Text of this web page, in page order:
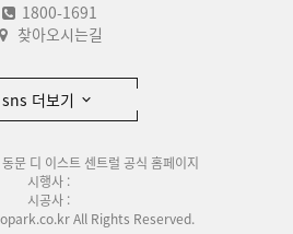
1800-1691
찾아오시는길
sns 더보기
문 디 이스트 센트럴 공식 홈페이지
시행사 :
시공사 :
All Rights Reserved.